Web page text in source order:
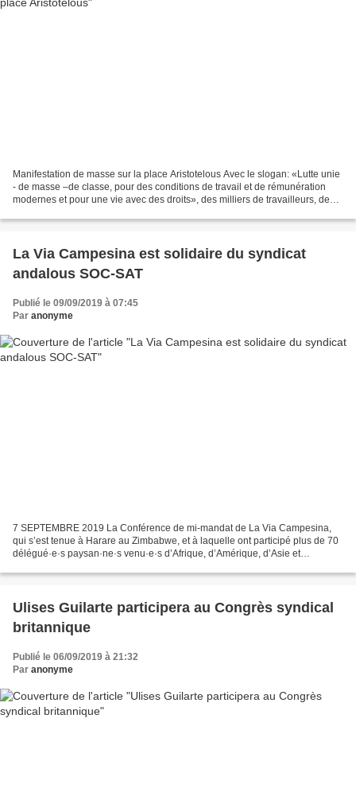
Manifestation de masse sur la place Aristotelous Avec le slogan: «Lutte unie
- de masse –de classe, pour des conditions de travail et de rémunération
modernes et pour une vie avec des droits», des milliers de travailleurs, de
La Via Campesina est solidaire du syndicat
andalous SOC-SAT
Publié le 09/09/2019 à 07:45
Par anonyme
7 SEPTEMBRE 2019 La Conférence de mi-mandat de La Via Campesina,
qui s’est tenue à Harare au Zimbabwe, et à laquelle ont participé plus de 70
délégué·e·s paysan·ne·s venu·e·s d’Afrique, d’Amérique, d’Asie et
Ulises Guilarte participera au Congrès syndical
britannique
Publié le 06/09/2019 à 21:32
Par anonyme